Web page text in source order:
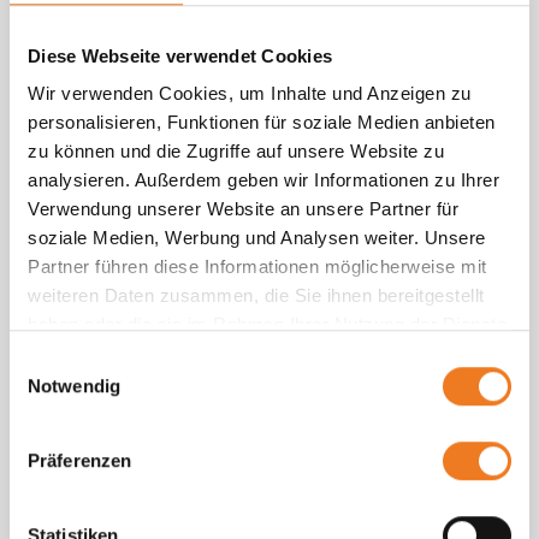
Diese Webseite verwendet Cookies
Wir verwenden Cookies, um Inhalte und Anzeigen zu
personalisieren, Funktionen für soziale Medien anbieten
zu können und die Zugriffe auf unsere Website zu
analysieren. Außerdem geben wir Informationen zu Ihrer
Verwendung unserer Website an unsere Partner für
soziale Medien, Werbung und Analysen weiter. Unsere
Partner führen diese Informationen möglicherweise mit
weiteren Daten zusammen, die Sie ihnen bereitgestellt
Notwendig
Präferenzen
Statistiken
Kunden sagen